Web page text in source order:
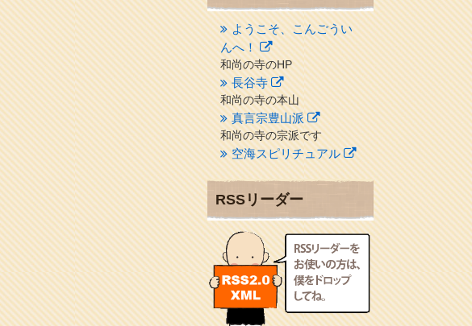
ようこそ、こんごうい
んへ！
和尚の寺のHP
長谷寺
和尚の寺の本山
真言宗豊山派
和尚の寺の宗派です
空海スピリチュアル
２１世紀を（空海）する情
クリプロホームページ
地域のライターさんです
小豆島 圓満寺
小豆島霊場第７４番のお寺
新聞屋の道具箱
新聞社で使われる用語の解
RSSリーダー